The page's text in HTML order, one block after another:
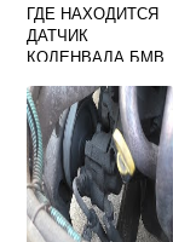
ГДЕ НАХОДИТСЯ
ДАТЧИК
КОЛЕНВАЛА БМВ